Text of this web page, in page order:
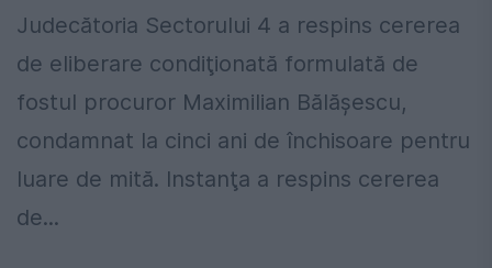
Judecătoria Sectorului 4 a respins cererea
de eliberare condiţionată formulată de
fostul procuror Maximilian Bălăşescu,
condamnat la cinci ani de închisoare pentru
luare de mită. Instanţa a respins cererea
de...